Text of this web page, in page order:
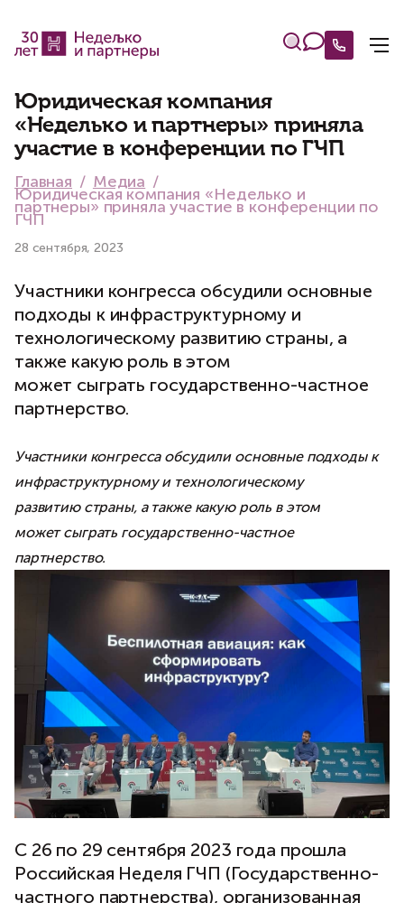
Юридическая компания
«Неделько и партнеры» приняла
участие в конференции по ГЧП
Главная Медиа
Юридическая компания «Неделько и
партнеры» приняла участие в конференции по
ГЧП
28 сентября, 2023
Участники конгресса обсудили основные
подходы к инфраструктурному и
технологическому развитию страны, а
также какую роль в этом
может сыграть государственно-частное
партнерство.
Участники конгресса обсудили основные подходы к
инфраструктурному и технологическому
развитию страны, а также какую роль в этом
может сыграть государственно-частное
партнерство.
С 26 по 29 сентября 2023 года прошла
Российская Неделя ГЧП (Государственно-
частного партнерства), организованная